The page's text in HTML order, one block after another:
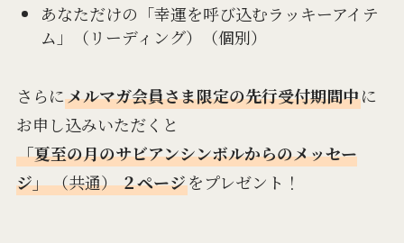
あなただけの「幸運を呼び込むラッキーアイテ
ム」（リーディング）（個別）
さらにメルマガ会員さま限定の先行受付期間中に
お申し込みいただくと
「夏至の月のサビアンシンボルからのメッセー
ジ」（共通）２ページをプレゼント！